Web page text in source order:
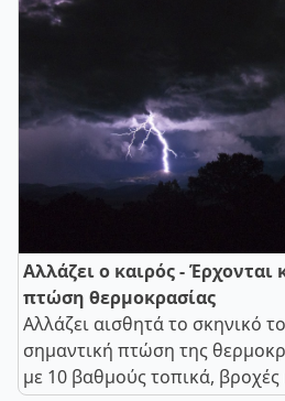
Αλλάζει ο καιρός - Έρχονται
πτώση θερμοκρασίας
Αλλάζει αισθητά το σκηνικό
σημαντική πτώση της
με 10 βαθμούς τοπικά, βροχές